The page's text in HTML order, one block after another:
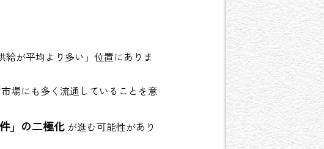
が平均より多い」位置にありま
場にも多く流通していることを意
」の二極化 が進む可能性があり